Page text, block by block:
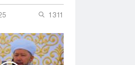
1311